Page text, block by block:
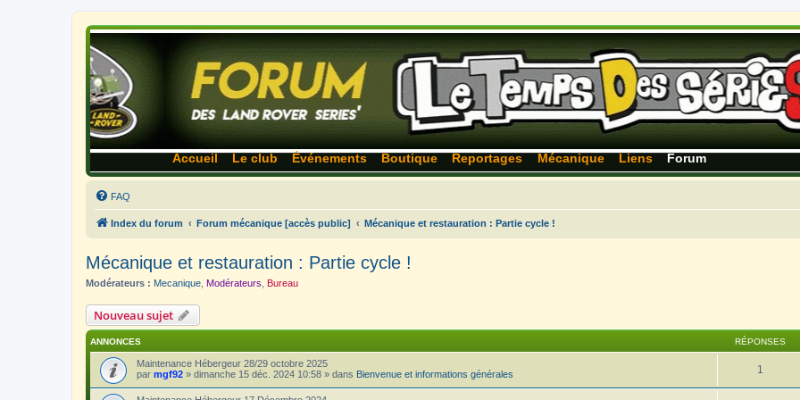
Accueil Le club Événements Boutique Reportages Mécanique Liens Forum
FAQ
Index du forum Forum mécanique [accès public] Mécanique et restauration : Partie cycle !
Mécanique et restauration : Partie cycle !
Modérateurs : Mecanique Modérateurs Bureau
Nouveau sujet
ANNONCES RÉPONSES
Maintenance Hébergeur 28/29 octobre 2025
par mgf92 » dimanche 15 déc. 2024 10:58 » dans Bienvenue et informations générales 1